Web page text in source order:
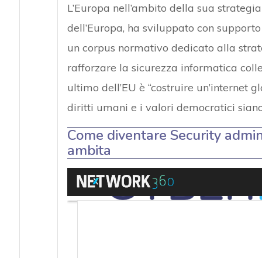
L’Europa nell’ambito della sua
dell’Europa, ha sviluppato con supporto
un corpus normativo dedicato alla
rafforzare la sicurezza informatica
ultimo dell’EU è “costruire un’internet
diritti umani e i valori democratici
Come diventare Security
ambita